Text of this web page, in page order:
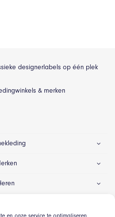
en onze service te optimaliseren.
designerlabels op één plek
& merken